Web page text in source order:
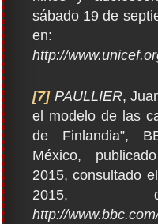
sábado 19 de
en:
http://
[7]PAULLIER,
el modelo de las
de Finlandia”,
México,
2015, consultado
2015,
http://